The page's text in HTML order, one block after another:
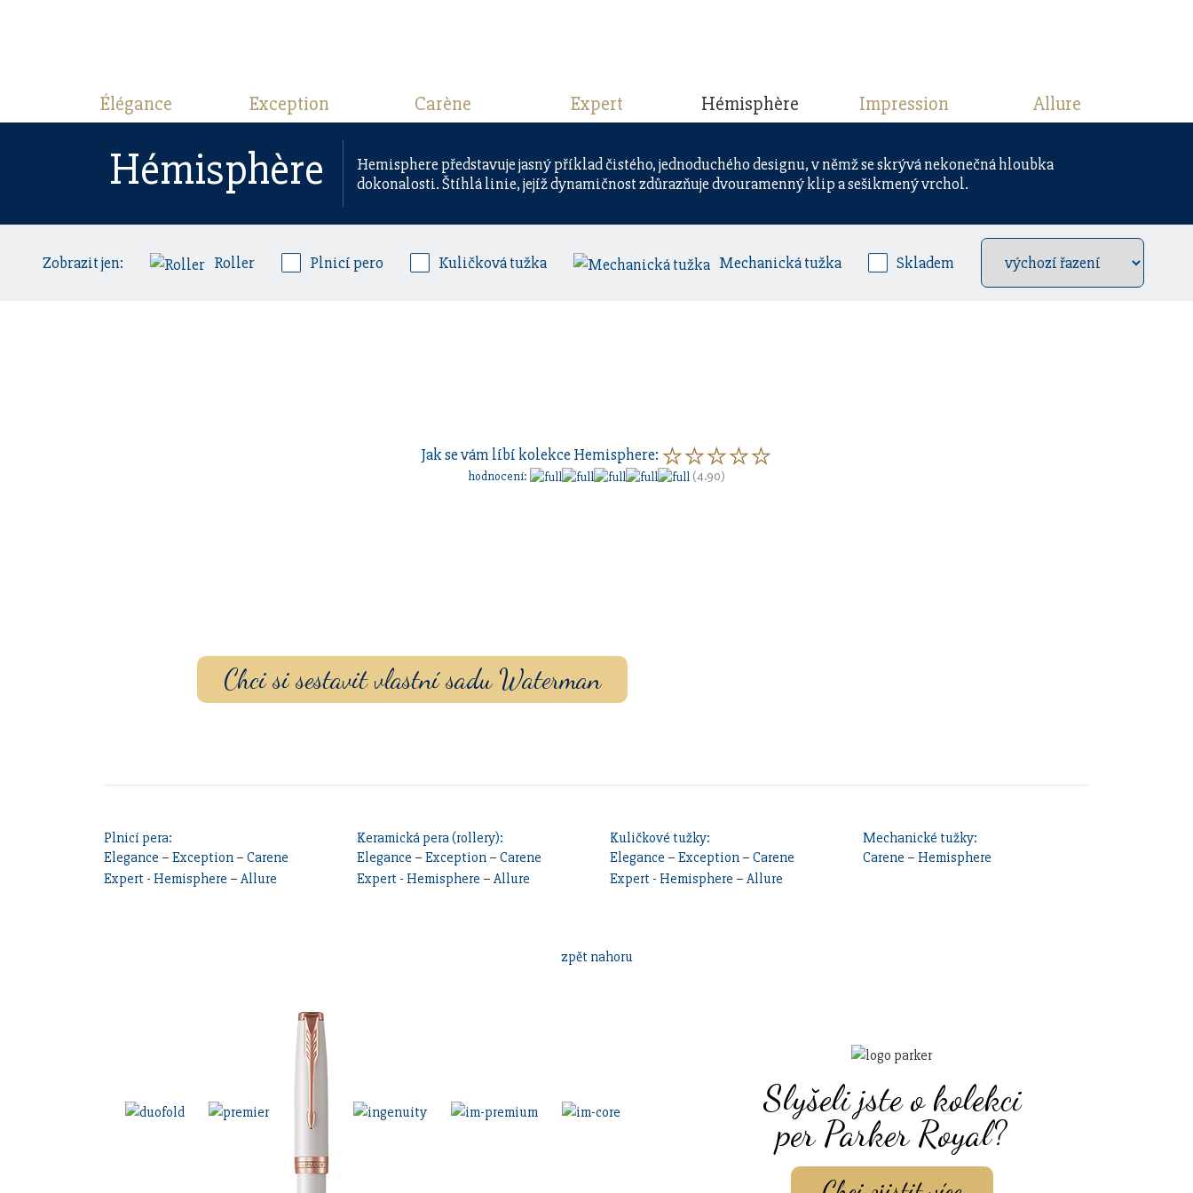
Élégance Exception Carène Expert Hémisphère Impression Allure
Hémisphère
Hemisphere představuje jasný příklad čistého, jednoduchého designu, v němž se skrývá nekonečná hloubka
dokonalosti. Štíhlá linie, jejíž dynamičnost zdůrazňuje dvouramenný klip a sešikmený vrchol.
Zobrazit jen: Roller Plnicí pero Kuličková tužka Mechanická tužka Skladem
Jak se vám líbí kolekceHemisphere:
hodnocení: (4.90)
Chci si sestavit vlastní sadu Waterman
Plnicí pera:
Elegance – Exception – Carene
Expert - Hemisphere – Allure
Keramická pera (rollery):
Elegance – Exception – Carene
Expert - Hemisphere – Allure
Kuličkové tužky:
Elegance – Exception – Carene
Expert - Hemisphere – Allure
Mechanické tužky:
Carene – Hemisphere
zpět nahoru
Slyšeli jste o kolekci
per Parker Royal?